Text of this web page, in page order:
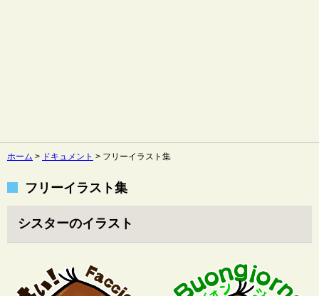
ホーム > ドキュメント > フリーイラスト集
フリーイラスト集
シスターのイラスト